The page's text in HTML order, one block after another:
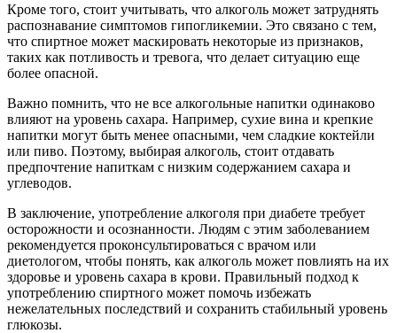
Кроме того, стоит учитывать, что алкоголь может затруднять
распознавание симптомов гипогликемии. Это связано с тем,
что спиртное может маскировать некоторые из признаков,
таких как потливость и тревога, что делает ситуацию еще
более опасной.
Важно помнить, что не все алкогольные напитки одинаково
влияют на уровень сахара. Например, сухие вина и крепкие
напитки могут быть менее опасными, чем сладкие коктейли
или пиво. Поэтому, выбирая алкоголь, стоит отдавать
предпочтение напиткам с низким содержанием сахара и
углеводов.
В заключение, употребление алкоголя при диабете требует
осторожности и осознанности. Людям с этим заболеванием
рекомендуется проконсультироваться с врачом или
диетологом, чтобы понять, как алкоголь может повлиять на их
здоровье и уровень сахара в крови. Правильный подход к
употреблению спиртного может помочь избежать
нежелательных последствий и сохранить стабильный уровень
глюкозы.